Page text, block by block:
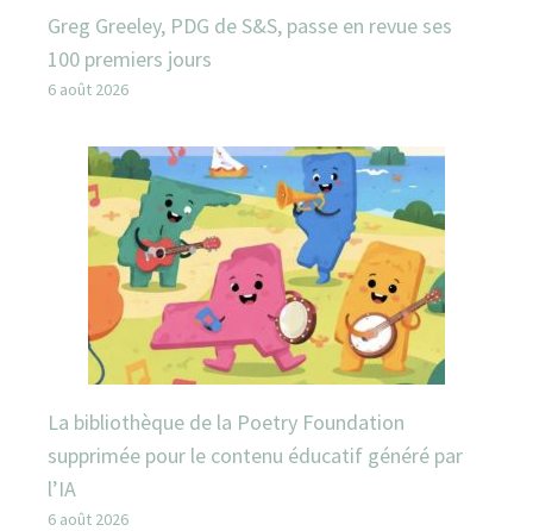
Greg Greeley, PDG de S&S, passe en revue ses
100 premiers jours
6 août 2026
La bibliothèque de la Poetry Foundation
supprimée pour le contenu éducatif généré par
l’IA
6 août 2026